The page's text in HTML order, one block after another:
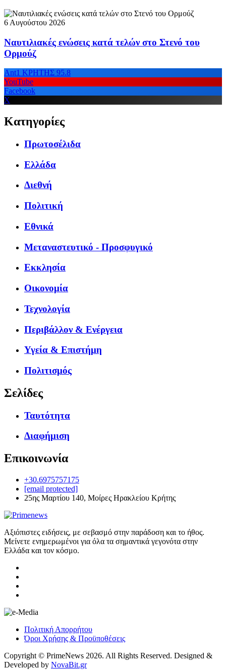
6 Αυγούστου 2026
Ναυτιλιακές ενώσεις κατά τελών στο Στενό του
Ορμούζ
Ant1 ΚΡΗΤΗΣ 95.8
YouTube
Facebook
X
Κατηγορίες
Πρωτοσέλιδα
Ελλάδα
Διεθνή
Πολιτική
Εθνικά
Μεταναστευτικό - Προσφυγικό
Εκκλησία
Οικονομία
Τεχνολογία
Περιβάλλον & Ενέργεια
Υγεία & Επιστήμη
Πολιτισμός
Σελίδες
Ταυτότητα
Διαφήμιση
Επικοινωνία
+30.6975757175
[email protected]
25ης Μαρτίου 140, Μοίρες Ηρακλείου Κρήτης
Αξιόπιστες ειδήσεις, με σεβασμό στην παράδοση και το ήθος.
Μείνετε ενημερωμένοι για όλα τα σημαντικά γεγονότα στην
Ελλάδα και τον κόσμο.
Πολιτική Απορρήτου
Όροι Χρήσης & Προϋποθέσεις
Copyright © PrimeNews 2026. All Rights Reserved. Designed &
Developed by NovaBit.gr